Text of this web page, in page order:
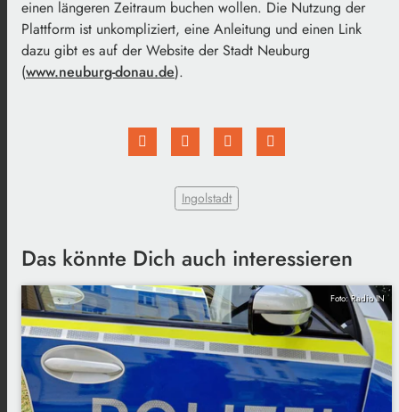
einen längeren Zeitraum buchen wollen. Die Nutzung der
Plattform ist unkompliziert, eine Anleitung und einen Link
dazu gibt es auf der Website der Stadt Neuburg
(www.neuburg-donau.de).
Ingolstadt
Das könnte Dich auch interessieren
Foto: Radio IN